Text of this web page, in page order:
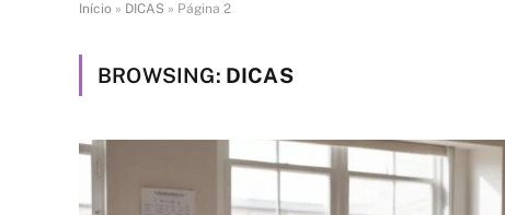
Início » DICAS » Página 2
BROWSING: DICAS